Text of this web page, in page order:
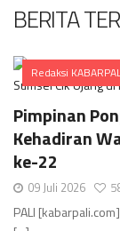
BERITA
Redaksi
Pimpinan
Kehadiran
ke-22
09 Juli 2026
PALI